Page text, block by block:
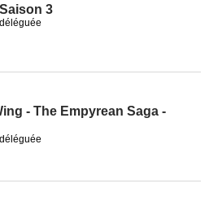
3
- The Empyrean Saga -